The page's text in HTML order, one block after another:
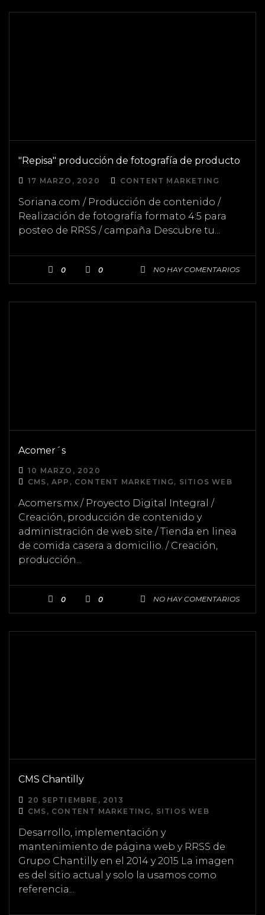
"Repisa" producción de fotografía de producto
17 MARZO, 2020 CONTENT MARKETING
Soriana.com / Producción de contenido /
Realización de fotografía formato 4:5 para
posteo de RRSS / campaña Descubre tu...
0 0 NO HAY COMENTARIOS
Acomer´s
10 MARZO, 2020
CMS, APP, CONTENT MARKETING, SITIOS WEB
Acomers.mx / Proyecto Digital Integral /
Creación, producción de contenido y
administración de web site / Tienda en linea
de comida casera a domicilio. / Creación,
producción...
0 0 NO HAY COMENTARIOS
CMS Chantilly
20 SEPTIEMBRE, 2013
CMS, CONTENT MARKETING, SITIOS WEB
Desarrollo, implementación y
mantenimiento de página web y RRSS de
Grupo Chantilly en el 2014 y 2015 La imagen
es del sitio actual y solo la usamos como
referencia...